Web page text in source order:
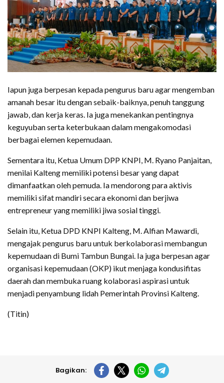
Iapun juga berpesan kepada pengurus baru agar mengemban
amanah besar itu dengan sebaik-baiknya, penuh tanggung
jawab, dan kerja keras. Ia juga menekankan pentingnya
keguyuban serta keterbukaan dalam mengakomodasi
berbagai elemen kepemudaan.
Sementara itu, Ketua Umum DPP KNPI, M. Ryano Panjaitan,
menilai Kalteng memiliki potensi besar yang dapat
dimanfaatkan oleh pemuda. Ia mendorong para aktivis
memiliki sifat mandiri secara ekonomi dan berjiwa
entrepreneur yang memiliki jiwa sosial tinggi.
Selain itu, Ketua DPD KNPI Kalteng, M. Alfian Mawardi,
mengajak pengurus baru untuk berkolaborasi membangun
kepemudaan di Bumi Tambun Bungai. Ia juga berpesan agar
organisasi kepemudaan (OKP) ikut menjaga kondusifitas
daerah dan membuka ruang kolaborasi aspirasi untuk
menjadi penyambung lidah Pemerintah Provinsi Kalteng.
(Titin)
Bagikan: